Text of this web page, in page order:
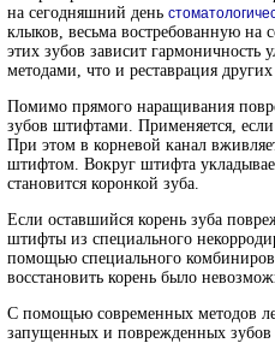
на сегодняшний день
клыков, весьма востребованную
этих зубов зависит
методами, что и реставрация
Помимо прямого наращивания
зубов штифтами. Применяется,
При этом в корневой канал
штифтом. Вокруг штифта
становится коронкой зуба.
Если оставшийся корень зуба
штифты из специального
помощью специального
восстановить корень было
С помощью современных методов
запущенных и поврежденных зубов